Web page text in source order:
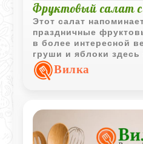
Фруктовый салат
Этот салат
праздничные
в более интересной
груши и яблоки здесь
яркими цитрусами, а
заправка неожиданно
Вилка